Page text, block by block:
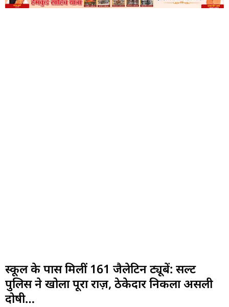
स्कूल के पास मिलीं 161 जैलेटिन ट्यूबें: सल्ट
पुलिस ने खोला पूरा राज़, ठेकेदार निकला असली
दोषी…